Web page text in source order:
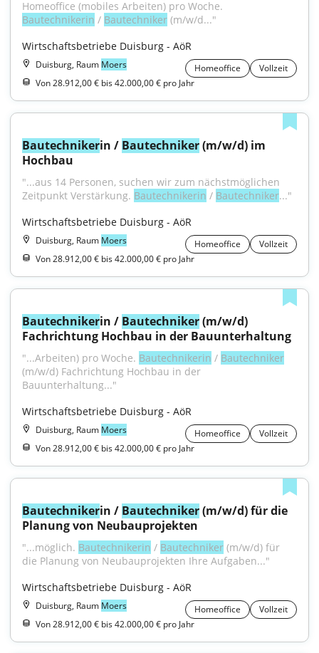
Bautechnikerin / Bautechniker (m/w/d..."
Wirtschaftsbetriebe Duisburg - AöR
Duisburg, Raum Moers Homeoffice
Vollzeit
Von 28.912,00 € bis 42.000,00 € pro Jahr
Bautechnikerin / Bautechniker (m/w/d) im
Hochbau
"...aus 14 Personen, suchen wir zum nächstmöglichen
Zeitpunkt Verstärkung. Bautechnikerin / Bautechniker..."
Wirtschaftsbetriebe Duisburg - AöR
Duisburg, Raum Moers Homeoffice
Vollzeit
Von 28.912,00 € bis 42.000,00 € pro Jahr
Bautechnikerin / Bautechniker (m/w/d)
Fachrichtung Hochbau in der Bauunterhaltung
"...Arbeiten) pro Woche. Bautechnikerin / Bautechniker
(m/w/d) Fachrichtung Hochbau in der
Bauunterhaltung..."
Wirtschaftsbetriebe Duisburg - AöR
Duisburg, Raum Moers Homeoffice
Vollzeit
Von 28.912,00 € bis 42.000,00 € pro Jahr
Bautechnikerin / Bautechniker (m/w/d) für die
Planung von Neubauprojekten
"...möglich. Bautechnikerin / Bautechniker (m/w/d) für
die Planung von Neubauprojekten Ihre Aufgaben..."
Wirtschaftsbetriebe Duisburg - AöR
Duisburg, Raum Moers Homeoffice
Vollzeit
Von 28.912,00 € bis 42.000,00 € pro Jahr